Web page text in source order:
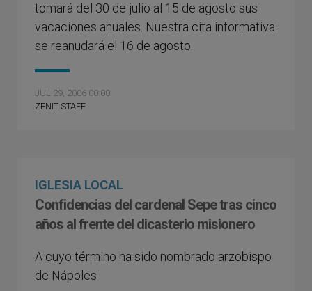
tomará del 30 de julio al 15 de agosto sus
vacaciones anuales. Nuestra cita informativa
se reanudará el 16 de agosto.
JUL 29, 2006 00:00
ZENIT STAFF
IGLESIA LOCAL
Confidencias del cardenal Sepe tras cinco
años al frente del dicasterio misionero
A cuyo término ha sido nombrado arzobispo
de Nápoles